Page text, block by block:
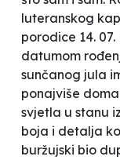
luteranskog
porodice 14.
datumom
sunčanog jula
ponajviše
svjetla u stanu
boja i detalja
buržujski bio